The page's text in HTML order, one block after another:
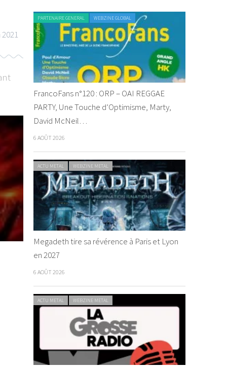
2021
PARTENAIRE GENERAL WEBZINE GLOBAL
FrancoFans n°120 : ORP – OAI REGGAE
PARTY, Une Touche d’Optimisme, Marty,
David McNeil…
6 AOÛT 2026
ACTU METAL WEBZINE METAL
Megadeth tire sa révérence à Paris et Lyon
en 2027
6 AOÛT 2026
ACTU METAL WEBZINE METAL